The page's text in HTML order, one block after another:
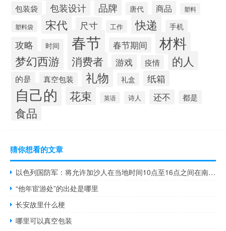
包装袋 包装设计 品牌 唐代 商品 塑料
塑料袋 宋代 尺寸 工作 快递 手机
攻略 时间 春节 春节期间 材料
梦幻西游 消费者 游戏 疫情 的人
的是 真空包装 礼物 礼盒 纸箱
自己的 花束 英语 诗人 还不 都是
食品
猜你想看的文章
以色列国防军：将允许加沙人在当地时间10点至16点之间在南部的两条主要道路上安全行动
“他年宦游处”的出处是哪里
长安故里什么梗
哪里可以真空包装